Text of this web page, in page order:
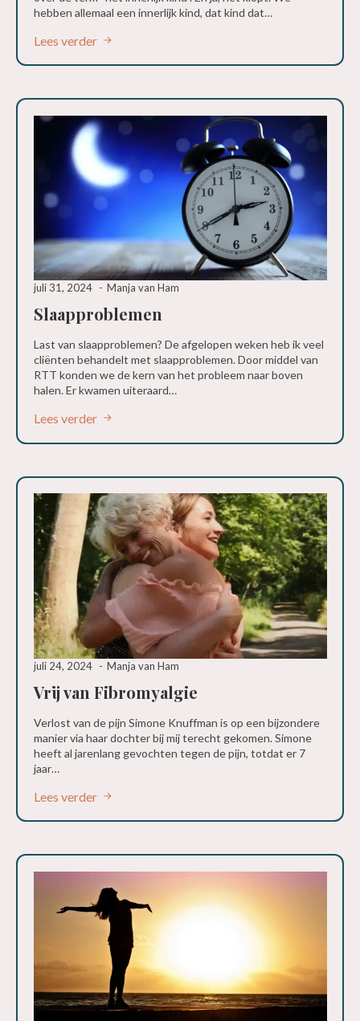
hebben allemaal een innerlijk kind, dat kind dat…
Lees verder
Slaapproblemen
juli 31, 2024 Manja van Ham
Last van slaapproblemen? De afgelopen weken heb ik veel
cliënten behandelt met slaapproblemen. Door middel van
RTT konden we de kern van het probleem naar boven
halen. Er kwamen uiteraard…
Lees verder
Vrij van Fibromyalgie
juli 24, 2024 Manja van Ham
Verlost van de pijn Simone Knuffman is op een bijzondere
manier via haar dochter bij mij terecht gekomen. Simone
heeft al jarenlang gevochten tegen de pijn, totdat er 7
jaar…
Lees verder